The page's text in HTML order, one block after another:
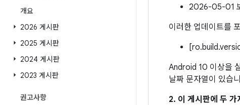
개요
2026 게시판
2025 게시판
2024 게시판
2023 게시판
권고사항
2026-05-01
이러한 업데이트를
Android 10 이상을
날짜 문자열이 있습
2. 이 게시판에 두 가